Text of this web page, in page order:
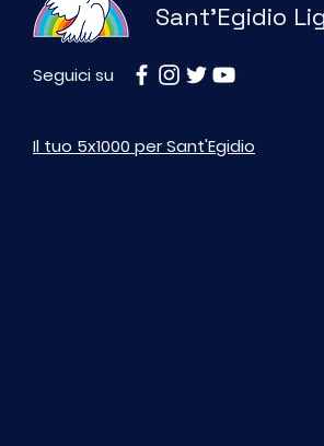
CALDO E SOLITUDINE: A
PROSSIMITÀ PER
Sant'Egidio
Seguici su
Il tuo 5x1000 per Sant'Egidio